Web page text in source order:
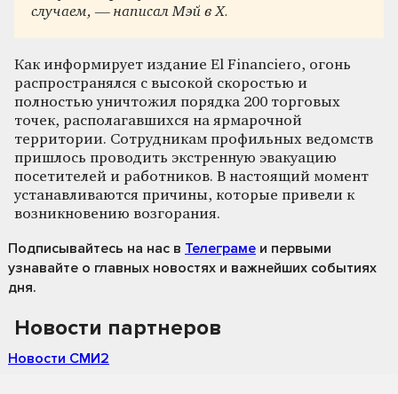
случаем, — написал Мэй в X.
Как информирует издание El Financiero, огонь
распространялся с высокой скоростью и
полностью уничтожил порядка 200 торговых
точек, располагавшихся на ярмарочной
территории. Сотрудникам профильных ведомств
пришлось проводить экстренную эвакуацию
посетителей и работников. В настоящий момент
устанавливаются причины, которые привели к
возникновению возгорания.
Подписывайтесь на нас в Телеграме и первыми
узнавайте о главных новостях и важнейших событиях
дня.
Новости партнеров
Новости СМИ2